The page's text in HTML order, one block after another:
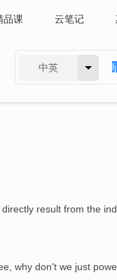
品课 云笔记
中英
result from the
why don't we just